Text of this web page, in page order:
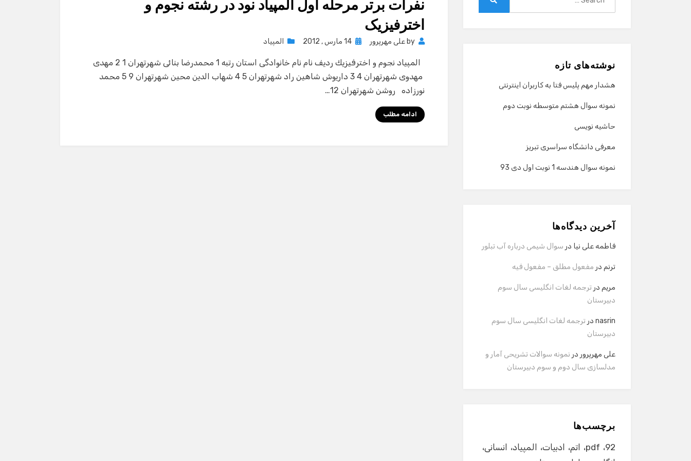
نفرات برتر مرحله اول المپیاد نود در رشته نجوم و
اخترفیزیک
by علی مهرپرور
Posted
14 مارس , 2012 المپیاد
المپیاد نجوم و اخترفیزیك ردیف نام نام خانوادگی استان رتبه 1 محمدرضا بنائی شهرتهران 1 2 مهدی
مهدوی شهرتهران 4 3 داریوش شاهین راد شهرتهران 5 4 شهاب الدین محین شهرتهران 9 5 محمد
نورزاده روشن شهرتهران 12…
ادامه مطلب
نوشته‌های تازه
هشدار مهم پلیس فتا به کاربران اینترنتی
نمونه سوال هشتم متوسطه نوبت دوم
حاشیه نویسی
معرفی دانشگاه سراسری تبریز
نمونه سوال هندسه 1 نوبت اول دی 93
آخرین دیدگاه‌ها
فاطمه علی نیا در سوال شیمی درباره آب تبلور
ترنم در مفعول مطلق – مفعول فیه
مریم در ترجمه لغات انگلیسی سال سوم
دبیرستان
nasrin در ترجمه لغات انگلیسی سال سوم
دبیرستان
علی مهرپرور در نمونه سوالات تشریحی آمار و
مدلسازی سال دوم و سوم دبیرستان
برچسب‌ها
92
pdf اتم ادبیات المپیاد
انسانی